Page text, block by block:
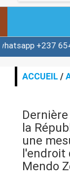
ACCUEIL
ACTUALITE
ALERTE
ANNONCE
ART & CULTURE
654 788 700
ACCUEIL /
la
une
l'endroit
Mendo